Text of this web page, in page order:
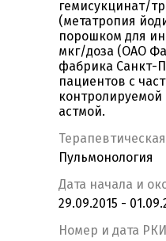
гемисукцинат/
(метатропия
порошком для
мкг/доза (ОАО
фабрика Санкт-
пациентов с
астмой.
Пульмонология
Дата начала и
29.09.2015 -
Номер и дата РКИ